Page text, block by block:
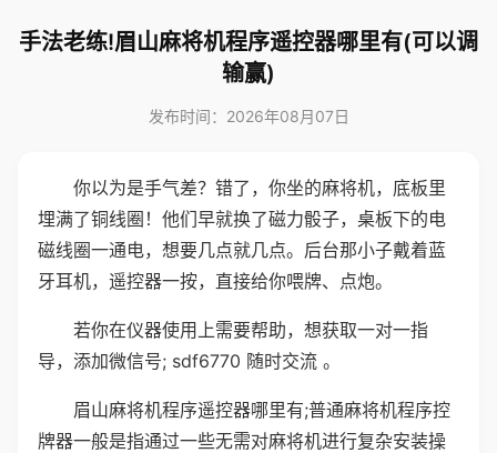
手法老练!眉山麻将机程序遥控器哪里有(可以调
输赢)
发布时间：2026年08月07日
你以为是手气差？错了，你坐的麻将机，底板里
埋满了铜线圈！他们早就换了磁力骰子，桌板下的电
磁线圈一通电，想要几点就几点。后台那小子戴着蓝
牙耳机，遥控器一按，直接给你喂牌、点炮。
若你在仪器使用上需要帮助，想获取一对一指
导，添加微信号; sdf6770 随时交流 。
眉山麻将机程序遥控器哪里有;普通麻将机程序控
牌器一般是指通过一些无需对麻将机进行复杂安装操